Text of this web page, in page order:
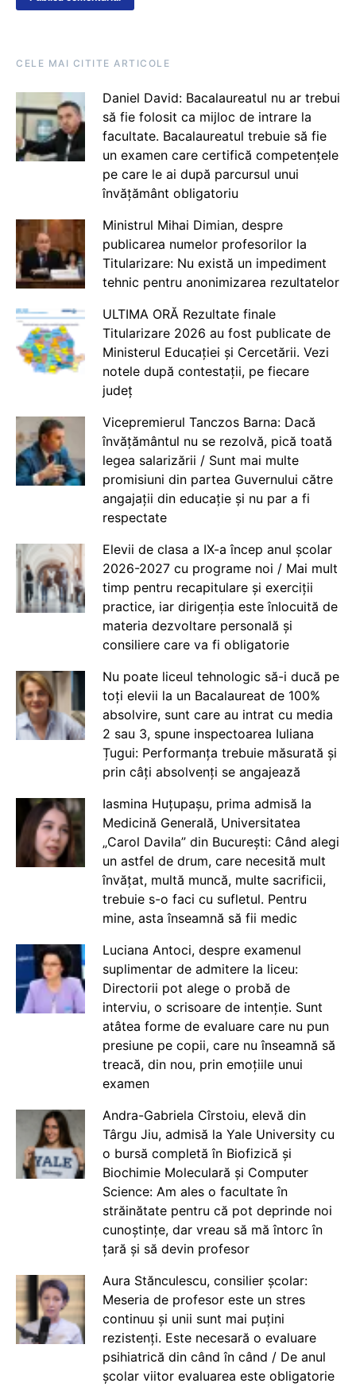
CELE MAI CITITE ARTICOLE
Daniel David: Bacalaureatul nu ar trebui
să fie folosit ca mijloc de intrare la
facultate. Bacalaureatul trebuie să fie
un examen care certifică competențele
pe care le ai după parcursul unui
învățământ obligatoriu
Ministrul Mihai Dimian, despre
publicarea numelor profesorilor la
Titularizare: Nu există un impediment
tehnic pentru anonimizarea rezultatelor
ULTIMA ORĂ Rezultate finale
Titularizare 2026 au fost publicate de
Ministerul Educației și Cercetării. Vezi
notele după contestații, pe fiecare
județ
Vicepremierul Tanczos Barna: Dacă
învățământul nu se rezolvă, pică toată
legea salarizării / Sunt mai multe
promisiuni din partea Guvernului către
angajații din educație și nu par a fi
respectate
Elevii de clasa a IX-a încep anul școlar
2026-2027 cu programe noi / Mai mult
timp pentru recapitulare și exerciții
practice, iar dirigenția este înlocuită de
materia dezvoltare personală și
consiliere care va fi obligatorie
Nu poate liceul tehnologic să-i ducă pe
toți elevii la un Bacalaureat de 100%
absolvire, sunt care au intrat cu media
2 sau 3, spune inspectoarea Iuliana
Țugui: Performanța trebuie măsurată și
prin câți absolvenți se angajează
Iasmina Huțupașu, prima admisă la
Medicină Generală, Universitatea
„Carol Davila” din București: Când alegi
un astfel de drum, care necesită mult
învățat, multă muncă, multe sacrificii,
trebuie s-o faci cu sufletul. Pentru
mine, asta înseamnă să fii medic
Luciana Antoci, despre examenul
suplimentar de admitere la liceu:
Directorii pot alege o probă de
interviu, o scrisoare de intenție. Sunt
atâtea forme de evaluare care nu pun
presiune pe copii, care nu înseamnă să
treacă, din nou, prin emoțiile unui
examen
Andra-Gabriela Cîrstoiu, elevă din
Târgu Jiu, admisă la Yale University cu
o bursă completă în Biofizică și
Biochimie Moleculară și Computer
Science: Am ales o facultate în
străinătate pentru că pot deprinde noi
cunoștințe, dar vreau să mă întorc în
țară și să devin profesor
Aura Stănculescu, consilier școlar:
Meseria de profesor este un stres
continuu și unii sunt mai puțini
rezistenți. Este necesară o evaluare
psihiatrică din când în când / De anul
școlar viitor evaluarea este obligatorie